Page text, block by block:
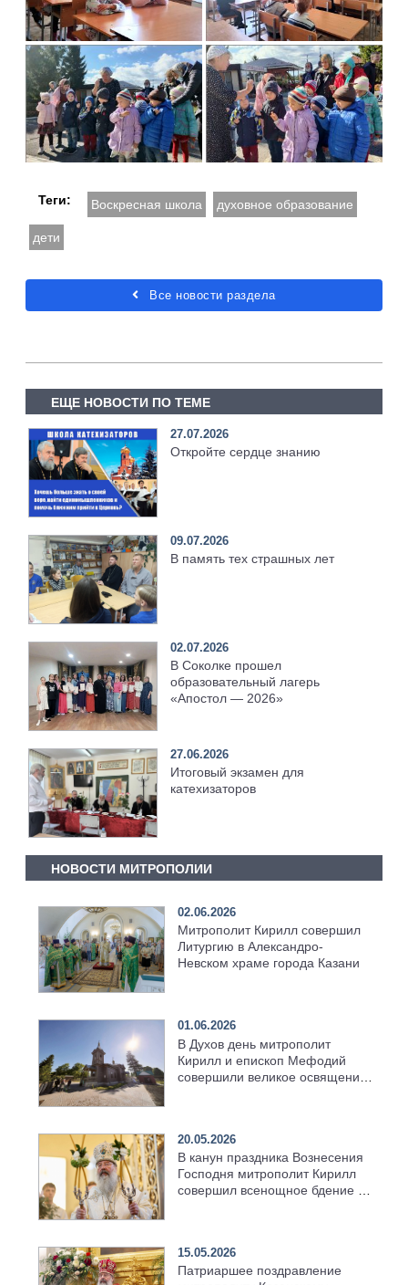
Теги: Воскресная школа духовное образование
дети
Все новости раздела
ЕЩЕ НОВОСТИ ПО ТЕМЕ
27.07.2026
Откройте сердце знанию
09.07.2026
В память тех страшных лет
02.07.2026
В Соколке прошел
образовательный лагерь
«Апостол — 2026»
27.06.2026
Итоговый экзамен для
катехизаторов
НОВОСТИ МИТРОПОЛИИ
02.06.2026
Митрополит Кирилл совершил
Литургию в Александро-
Невском храме города Казани
01.06.2026
В Духов день митрополит
Кирилл и епископ Мефодий
совершили великое освящение
20.05.2026
В канун праздника Вознесения
Господня митрополит Кирилл
совершил всенощное бдение в
15.05.2026
Патриаршее поздравление